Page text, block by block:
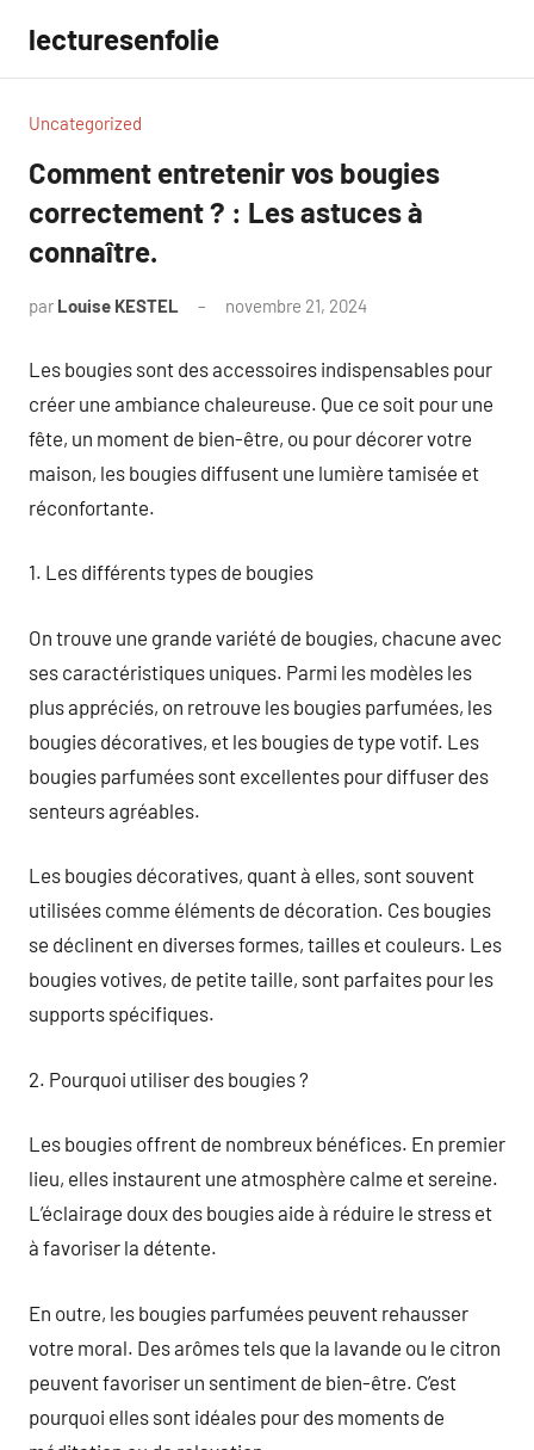
contenu
lecturesenfolie
Uncategorized
Comment entretenir vos bougies
correctement ? : Les astuces à
connaître.
par Louise KESTEL novembre 21, 2024
Les bougies sont des accessoires indispensables pour
créer une ambiance chaleureuse. Que ce soit pour une
fête, un moment de bien-être, ou pour décorer votre
maison, les bougies diffusent une lumière tamisée et
réconfortante.
1. Les différents types de bougies
On trouve une grande variété de bougies, chacune avec
ses caractéristiques uniques. Parmi les modèles les
plus appréciés, on retrouve les bougies parfumées, les
bougies décoratives, et les bougies de type votif. Les
bougies parfumées sont excellentes pour diffuser des
senteurs agréables.
Les bougies décoratives, quant à elles, sont souvent
utilisées comme éléments de décoration. Ces bougies
se déclinent en diverses formes, tailles et couleurs. Les
bougies votives, de petite taille, sont parfaites pour les
supports spécifiques.
2. Pourquoi utiliser des bougies ?
Les bougies offrent de nombreux bénéfices. En premier
lieu, elles instaurent une atmosphère calme et sereine.
L’éclairage doux des bougies aide à réduire le stress et
à favoriser la détente.
En outre, les bougies parfumées peuvent rehausser
votre moral. Des arômes tels que la lavande ou le citron
peuvent favoriser un sentiment de bien-être. C’est
pourquoi elles sont idéales pour des moments de